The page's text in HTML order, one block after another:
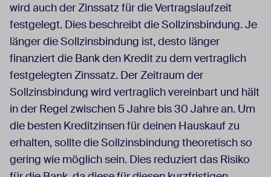
wird auch der Zinssatz für die Vertragslaufzeit
festgelegt. Dies beschreibt die Sollzinsbindung. Je
länger die Sollzinsbindung ist, desto länger
finanziert die Bank den Kredit zu dem vertraglich
festgelegten Zinssatz. Der Zeitraum der
Sollzinsbindung wird vertraglich vereinbart und hält
in der Regel zwischen 5 Jahre bis 30 Jahre an. Um
die besten Kreditzinsen für deinen Hauskauf zu
erhalten, sollte die Sollzinsbindung theoretisch so
gering wie möglich sein. Dies reduziert das Risiko